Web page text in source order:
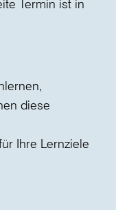
Termin ist in
diese
Ihre Lernziele